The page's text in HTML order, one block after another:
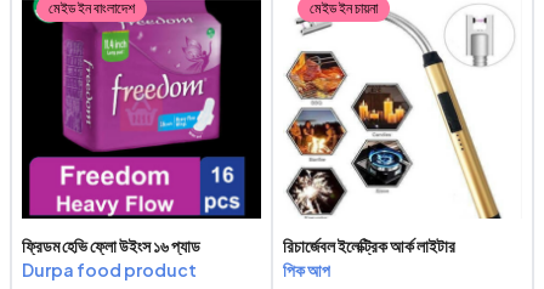
মেইড ইন বাংলাদেশ
ফ্রিডম হেভি ফ্লো উইংস ১৬ প্যাড
Durpa food product
মেইড ইন চায়না
রিচার্জেবল ইলেক্ট্রিক আর্ক লাইটার
পিক আপ